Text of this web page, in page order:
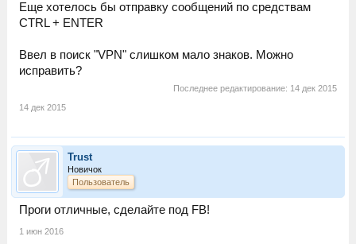
Еще хотелось бы отправку сообщений по средствам
CTRL + ENTER
Ввел в поиск "VPN" слишком мало знаков. Можно
исправить?
Последнее редактирование: 14 дек 2015
14 дек 2015
Trust
Новичок
Пользователь
Проги отличные, сделайте под FB!
1 июн 2016